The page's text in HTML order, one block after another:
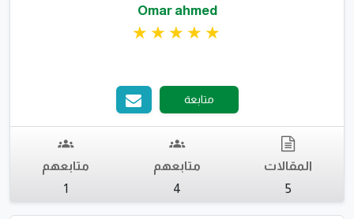
Omar ahmed
متابعة
المقالات
5
متابعهم
4
متابعهم
1